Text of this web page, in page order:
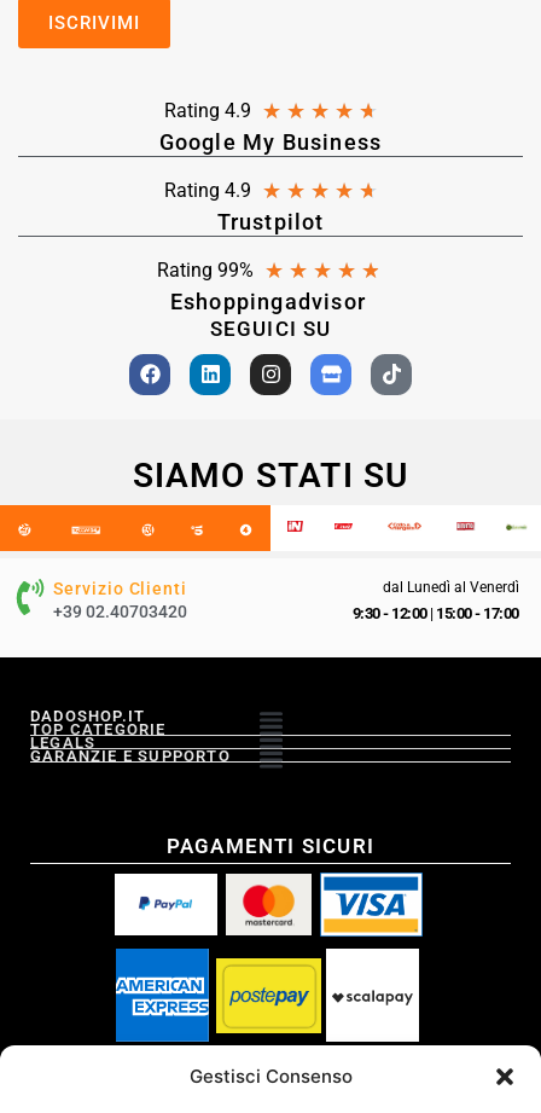
Gestisci Consenso
Rating 4.9 ★ ★ ★ ★ ★
Google My Business
Rating 4.9 ★ ★ ★ ★ ★
Trustpilot
Rating 99% ★ ★ ★ ★ ★
Eshoppingadvisor
SEGUICI SU
SIAMO STATI SU
Servizio Clienti
+39 02.40703420
dal Lunedì al Venerdì
9:30 - 12:00| 15:00 - 17:00
DADOSHOP.IT
TOP CATEGORIE
LEGALS
GARANZIE E SUPPORTO
PAGAMENTI SICURI
SPEDITO DA